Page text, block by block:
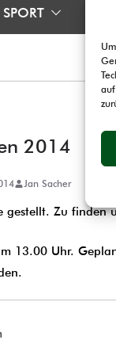
SPORT
2014
Jan Sacher
gestellt. Zu
13.00 Uhr.